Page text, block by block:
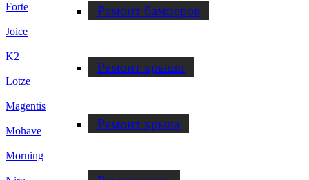
Ремонт бамперов
Ремонт крыши
Ремонт крыла
Forte
Joice
K2
Lotze
Magentis
Mohave
Morning